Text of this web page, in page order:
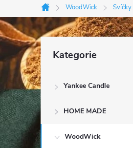
Domů
WoodWick Svíčky
P
o
s
t
kategorie
Kategorie
Yankee Candle
HOME MADE
WoodWick